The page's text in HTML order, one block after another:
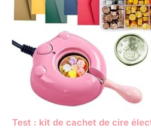
Test : kit de cachet de cire